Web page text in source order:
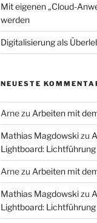
Mit eigenen „Cloud-
werden
Digitalisierung als
NEUESTE
Arnezu Arbeiten mit
Mathias Magdowskizu
Lightboard: Lichtführung
Arnezu Arbeiten mit
Mathias Magdowskizu
Lightboard: Lichtführung